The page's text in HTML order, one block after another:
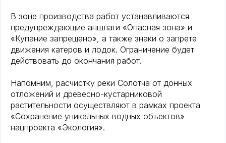
В зоне производства работ устанавливаются
предупреждающие аншлаги «Опасная зона» и
«Купание запрещено», а также знаки о запрете
движения катеров и лодок. Ограничение будет
действовать до окончания работ.
Напомним, расчистку реки Солотча от донных
отложений и древесно-кустарниковой
растительности осуществляют в рамках проекта
«Сохранение уникальных водных объектов»
нацпроекта «Экология».